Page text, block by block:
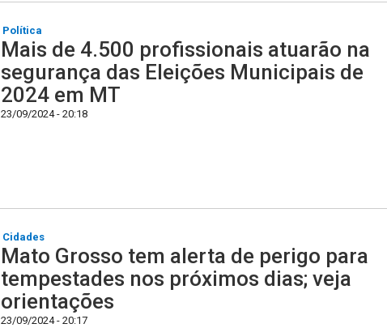
Política
Mais de 4.500 profissionais atuarão na
segurança das Eleições Municipais de
2024 em MT
23/09/2024 - 20:18
Cidades
Mato Grosso tem alerta de perigo para
tempestades nos próximos dias; veja
orientações
23/09/2024 - 20:17